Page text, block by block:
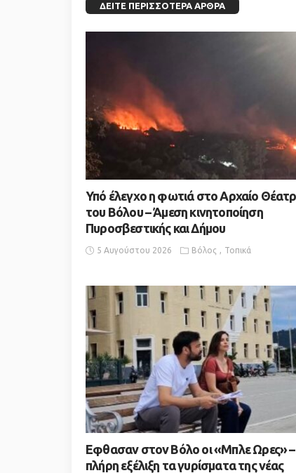
ΔΕΊΤΕ ΠΕΡΙΣΣΌΤΕΡΑ ΆΡΘΡΑ
Υπό έλεγχο η φωτιά στο Αρχαίο
του Βόλου – Άμεση κινητοποίηση
Πυροσβεστικής και Δήμου
5 Αυγούστου 2026 Βόλος Τοπικά
Εφθασαν στον Βόλο οι «Μπλε Ωρες» –
πλήρη εξέλιξη τα γυρίσματα της νέας